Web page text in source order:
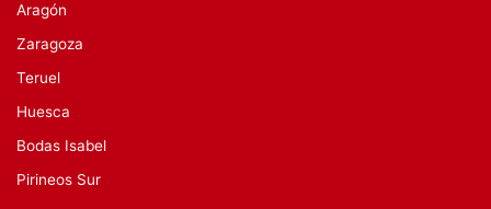
Aragón
Zaragoza
Teruel
Huesca
Bodas Isabel
Pirineos Sur